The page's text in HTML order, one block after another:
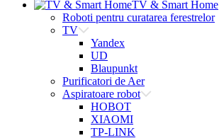
TV & Smart Home
Roboti pentru curatarea ferestrelor
TV
Yandex
UD
Blaupunkt
Purificatori de Aer
Aspiratoare robot
HOBOT
XIAOMI
TP-LINK